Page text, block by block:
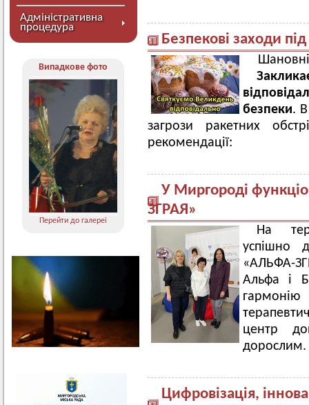
Адміністративна
процедура
Випадкове фото
Перейти до галереї
Безпекові заходи
безпеки.
загрози ракетних
рекомендації:
У Миргороді
ЗГРАЯ»
На
успішно
«АЛЬФА-
Альфа і
гармонію
центр
дорослим.
Цифровізація,